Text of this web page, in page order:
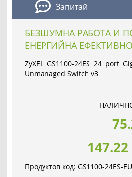
Запитай
БЕЗШУМНА РАБОТА И
ЕНЕРГИЙНА
ZyXEL GS1100-24ES 24 port
Unmanaged Switch v3
Продуктов код: GS1100-24ES-